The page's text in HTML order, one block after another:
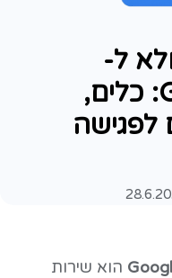
ל-
Google Meet: כלים,
לפגישה
Google Meet הוא שירות